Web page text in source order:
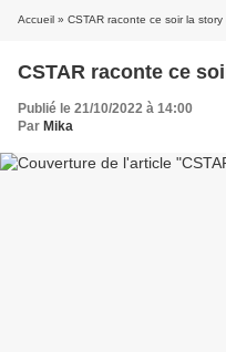
Accueil » CSTAR raconte ce soir la story
CSTAR raconte ce
Publié le 21/10/2022 à 14:00
Par Mika